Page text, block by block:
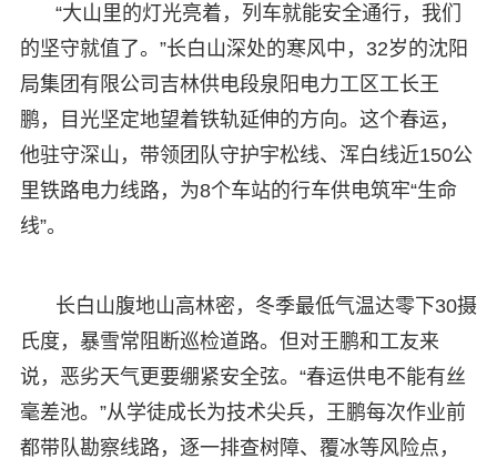
“大山里的灯光亮着，列车就能安全通行，我们
的坚守就值了。”长白山深处的寒风中，32岁的沈阳
局集团有限公司吉林供电段泉阳电力工区工长王
鹏，目光坚定地望着铁轨延伸的方向。这个春运，
他驻守深山，带领团队守护宇松线、浑白线近150公
里铁路电力线路，为8个车站的行车供电筑牢“生命
线”。
长白山腹地山高林密，冬季最低气温达零下30摄
氏度，暴雪常阻断巡检道路。但对王鹏和工友来
说，恶劣天气更要绷紧安全弦。“春运供电不能有丝
毫差池。”从学徒成长为技术尖兵，王鹏每次作业前
都带队勘察线路，逐一排查树障、覆冰等风险点，